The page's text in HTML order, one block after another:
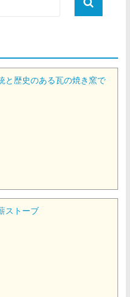
と歴史のある瓦の焼き窯で
ストーブ